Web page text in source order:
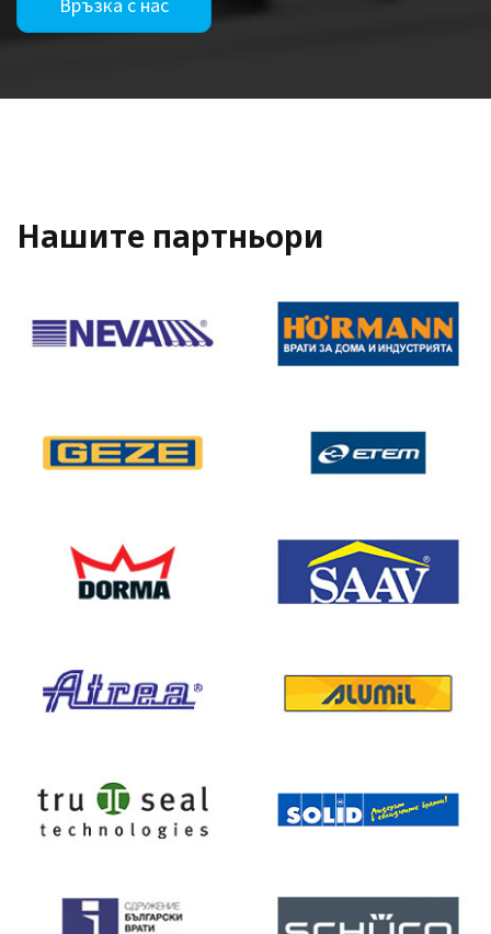
Нашите партньори